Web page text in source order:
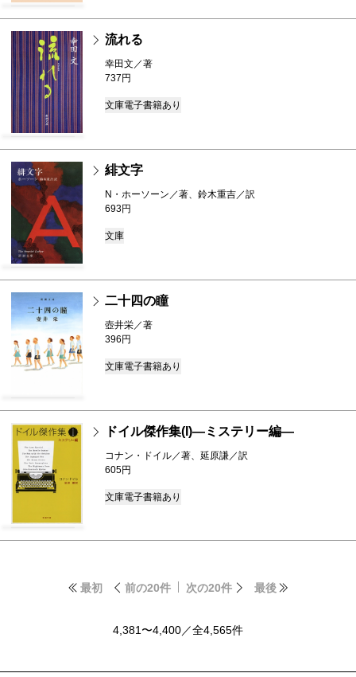
流れる
幸田文／著
737円
文庫電子書籍あり
緋文字
N・ホーソーン／著、鈴木重吉／訳
693円
文庫
二十四の瞳
壺井栄／著
396円
文庫電子書籍あり
ドイル傑作集(I)―ミステリー編―
コナン・ドイル／著、延原謙／訳
605円
文庫電子書籍あり
最初 前の20件 次の20件 最後
4,381〜4,400／全4,565件